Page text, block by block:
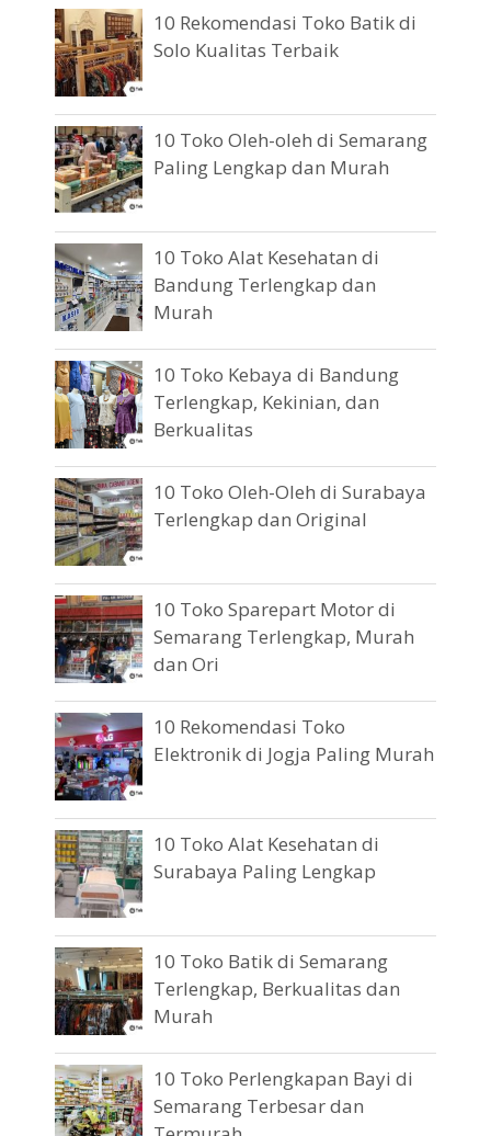
10 Rekomendasi Toko Batik di
Solo Kualitas Terbaik
10 Toko Oleh-oleh di Semarang
Paling Lengkap dan Murah
10 Toko Alat Kesehatan di
Bandung Terlengkap dan
Murah
10 Toko Kebaya di Bandung
Terlengkap, Kekinian, dan
Berkualitas
10 Toko Oleh-Oleh di Surabaya
Terlengkap dan Original
10 Toko Sparepart Motor di
Semarang Terlengkap, Murah
dan Ori
10 Rekomendasi Toko
Elektronik di Jogja Paling Murah
10 Toko Alat Kesehatan di
Surabaya Paling Lengkap
10 Toko Batik di Semarang
Terlengkap, Berkualitas dan
Murah
10 Toko Perlengkapan Bayi di
Semarang Terbesar dan